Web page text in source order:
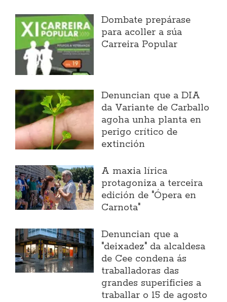
Dombate prepárase
para acoller a súa
Carreira Popular
Denuncian que a DIA
da Variante de Carballo
agoha unha planta en
perigo crítico de
extinción
A maxia lírica
protagoniza a terceira
edición de "Ópera en
Carnota"
Denuncian que a
"deixadez" da alcaldesa
de Cee condena ás
traballadoras das
grandes superificies a
traballar o 15 de agosto